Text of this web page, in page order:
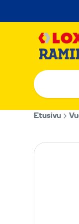
sisältöön
Etusivu